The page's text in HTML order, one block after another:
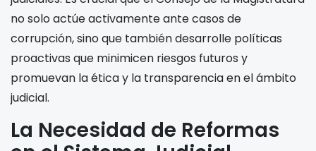
no solo actúe activamente ante casos de
corrupción, sino que también desarrolle políticas
proactivas que minimicen riesgos futuros y
promuevan la ética y la transparencia en el ámbito
judicial.
La Necesidad de Reformas